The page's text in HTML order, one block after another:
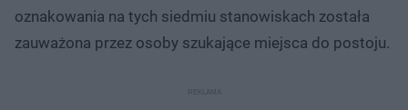
oznakowania na tych siedmiu stanowiskach została
zauważona przez osoby szukające miejsca do postoju.